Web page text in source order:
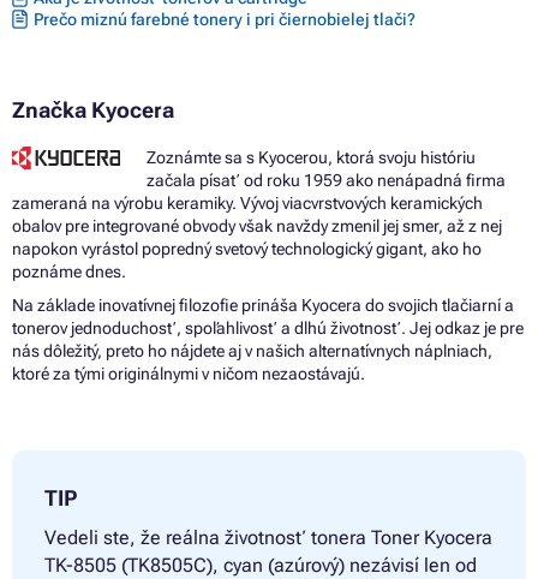
Prečo miznú farebné tonery i pri čiernobielej tlači?
Značka Kyocera
Zoznámte sa s Kyocerou, ktorá svoju históriu
začala písať od roku 1959 ako nenápadná firma
zameraná na výrobu keramiky. Vývoj viacvrstvových keramických
obalov pre integrované obvody však navždy zmenil jej smer, až z nej
napokon vyrástol popredný svetový technologický gigant, ako ho
poznáme dnes.
Na základe inovatívnej filozofie prináša Kyocera do svojich tlačiarní a
tonerov jednoduchosť, spoľahlivosť a dlhú životnosť. Jej odkaz je pre
nás dôležitý, preto ho nájdete aj v našich alternatívnych náplniach,
ktoré za tými originálnymi v ničom nezaostávajú.
TIP
Vedeli ste, že reálna životnosť tonera Toner Kyocera
TK-8505 (TK8505C), cyan (azúrový) nezávisí len od